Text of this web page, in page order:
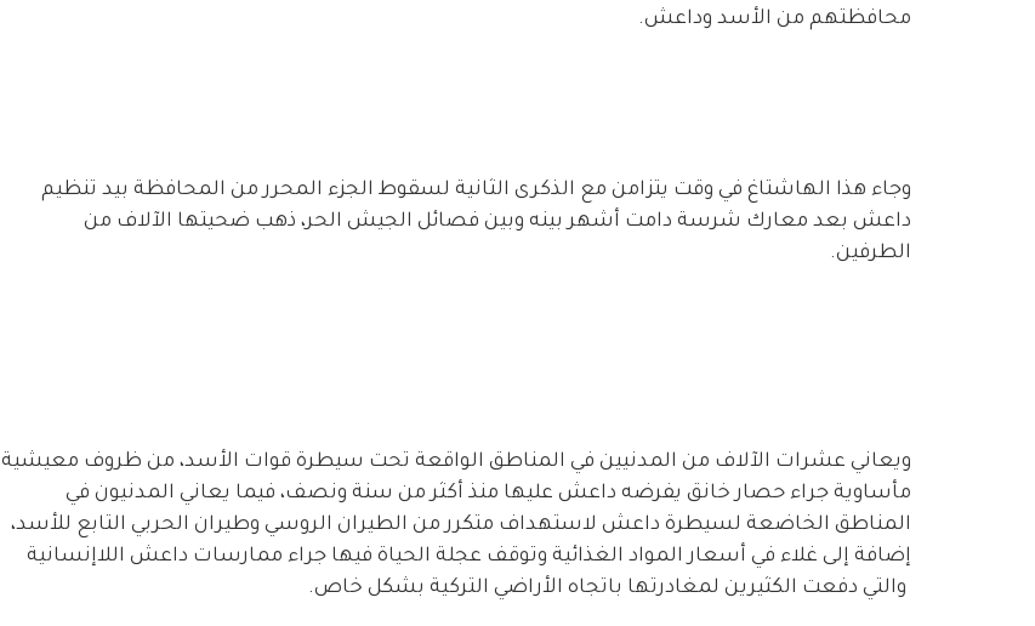
محافظتهم من الأسد وداعش.
وجاء هذا الهاشتاغ في وقت يتزامن مع الذكرى الثانية لسقوط الجزء المحرر من المحافظة بيد تنظيم
داعش بعد معارك شرسة دامت أشهر بينه وبين فصائل الجيش الحر، ذهب ضحيتها الآلاف من
الطرفين.
ويعاني عشرات الآلاف من المدنيين في المناطق الواقعة تحت سيطرة قوات الأسد، من ظروف معيشية
مأساوية جراء حصار خانق يفرضه داعش عليها منذ أكثر من سنة ونصف، فيما يعاني المدنيون في
المناطق الخاضعة لسيطرة داعش لاستهداف متكرر من الطيران الروسي وطيران الحربي التابع للأسد،
إضافة إلى غلاء في أسعار المواد الغذائية وتوقف عجلة الحياة فيها جراء ممارسات داعش اللاإنسانية
والتي دفعت الكثيرين لمغادرتها باتجاه الأراضي التركية بشكل خاص.